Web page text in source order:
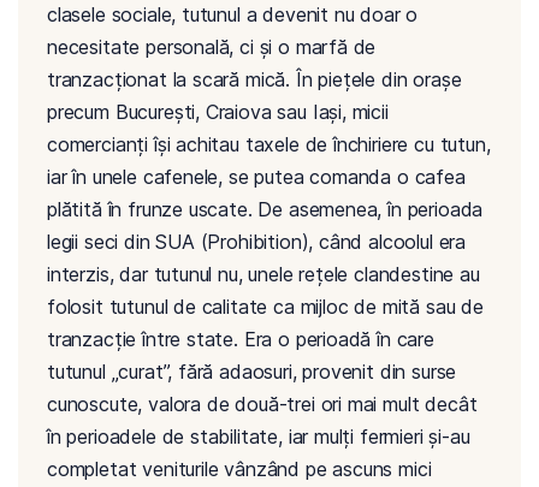
clasele sociale, tutunul a devenit nu doar o
necesitate personală, ci și o marfă de
tranzacționat la scară mică. În piețele din orașe
precum București, Craiova sau Iași, micii
comercianți își achitau taxele de închiriere cu tutun,
iar în unele cafenele, se putea comanda o cafea
plătită în frunze uscate. De asemenea, în perioada
legii seci din SUA (Prohibition), când alcoolul era
interzis, dar tutunul nu, unele rețele clandestine au
folosit tutunul de calitate ca mijloc de mită sau de
tranzacție între state. Era o perioadă în care
tutunul „curat”, fără adaosuri, provenit din surse
cunoscute, valora de două-trei ori mai mult decât
în perioadele de stabilitate, iar mulți fermieri și-au
completat veniturile vânzând pe ascuns mici